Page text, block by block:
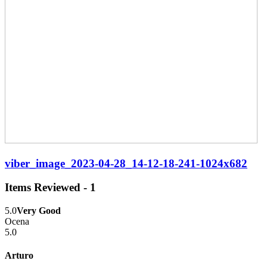
viber_image_2023-04-28_14-12-18-241-1024x682
Items Reviewed - 1
5.0Very Good
Ocena
5.0
Arturo